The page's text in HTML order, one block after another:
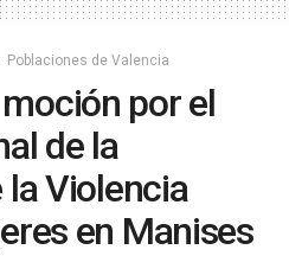
Poblaciones de Valencia
por el
de la
Violencia
en Manises